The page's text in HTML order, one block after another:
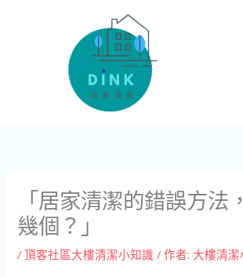
「居家清潔的錯誤方法
幾個？」
/頂客社區大樓清潔小知識 / 作者: 大樓清潔